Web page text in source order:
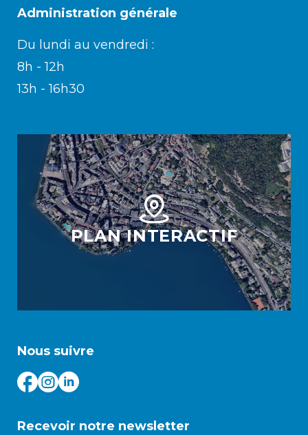
Administration générale
Du lundi au vendredi :
8h - 12h
13h - 16h30
PLAN INTERACTIF
Nous suivre
Recevoir notre newsletter